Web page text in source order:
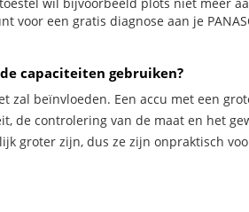
een gratis diagnose aan je
capaciteiten gebruiken?
beïnvloeden. Een accu met een
de controlering van de maat en het
groter zijn, dus ze zijn onpraktisch